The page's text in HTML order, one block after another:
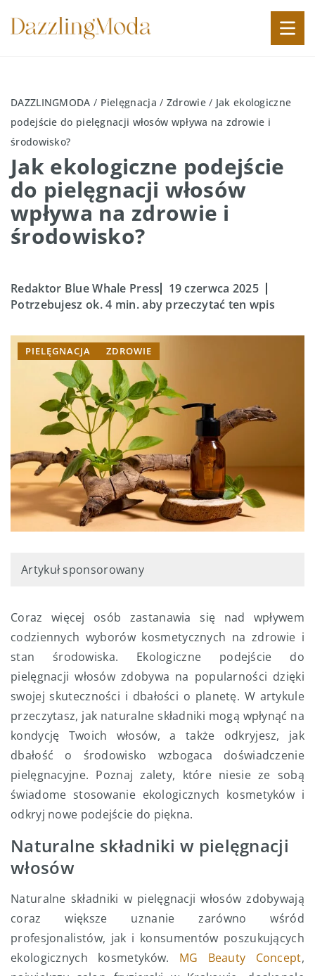
DAZZLINGMODA / Pielęgnacja / Zdrowie/ Jak ekologiczne
podejście do pielęgnacji włosów wpływa na zdrowie i
środowisko?
Jak ekologiczne podejście
do pielęgnacji włosów
wpływa na zdrowie i
środowisko?
Redaktor Blue Whale Press
19 czerwca 2025
Potrzebujesz ok. 4 min. aby przeczytać ten wpis
PIELĘGNACJA ZDROWIE
Artykuł sponsorowany
Coraz więcej osób zastanawia się nad wpływem
codziennych wyborów kosmetycznych na zdrowie i
stan środowiska. Ekologiczne podejście do
pielęgnacji włosów zdobywa na popularności dzięki
swojej skuteczności i dbałości o planetę. W artykule
przeczytasz, jak naturalne składniki mogą wpłynąć na
kondycję Twoich włosów, a także odkryjesz, jak
dbałość o środowisko wzbogaca doświadczenie
pielęgnacyjne. Poznaj zalety, które niesie ze sobą
świadome stosowanie ekologicznych kosmetyków i
odkryj nowe podejście do piękna.
Naturalne składniki w pielęgnacji
włosów
Naturalne składniki w pielęgnacji włosów zdobywają
coraz większe uznanie zarówno wśród
profesjonalistów, jak i konsumentów poszukujących
ekologicznych kosmetyków. MG Beauty Concept,